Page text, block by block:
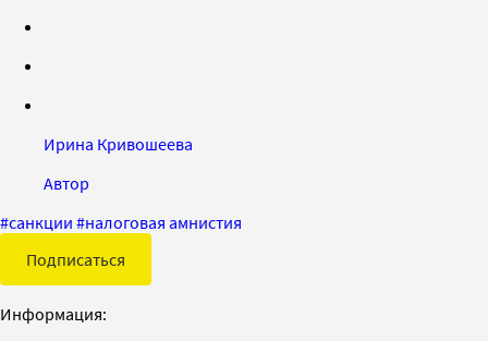
Ирина Кривошеева
Автор
#санкции #налоговая амнистия
Подписаться
Информация: